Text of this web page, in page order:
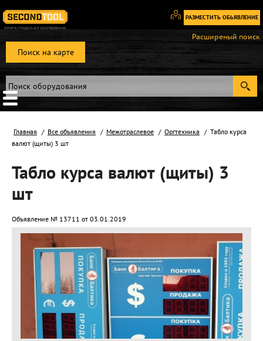
РАЗМЕСТИТЬ ОБЬЯВЛЕНИЕ
Вход
Регистрация
Поиск на карте
Расширеный поиск
Главная Все объявления Межотраслевое Оргтехника
Табло курса
валют (щиты) 3 шт
Табло курса валют (щиты) 3
шт
Объявление № 13711 от 03.01.2019